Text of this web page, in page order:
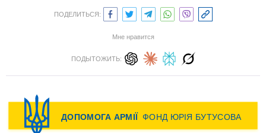
ПОДЕЛИТЬСЯ:
Мне нравится
ПОДЫТОЖИТЬ: